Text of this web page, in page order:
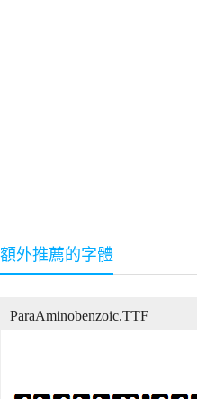
額外推薦的字體
ParaAminobenzoic.TTF